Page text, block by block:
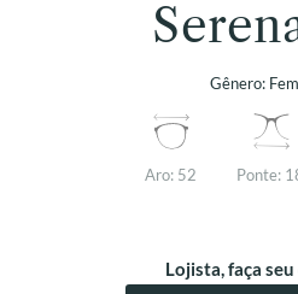
Gênero:
Aro: 52 Ponte:
Lojista, faça